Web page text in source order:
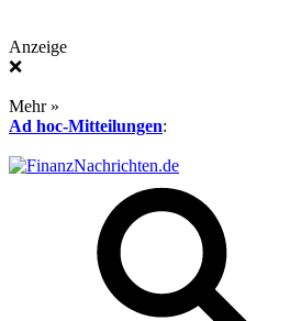
Anzeige
❌
Mehr »
Ad hoc-Mitteilungen: